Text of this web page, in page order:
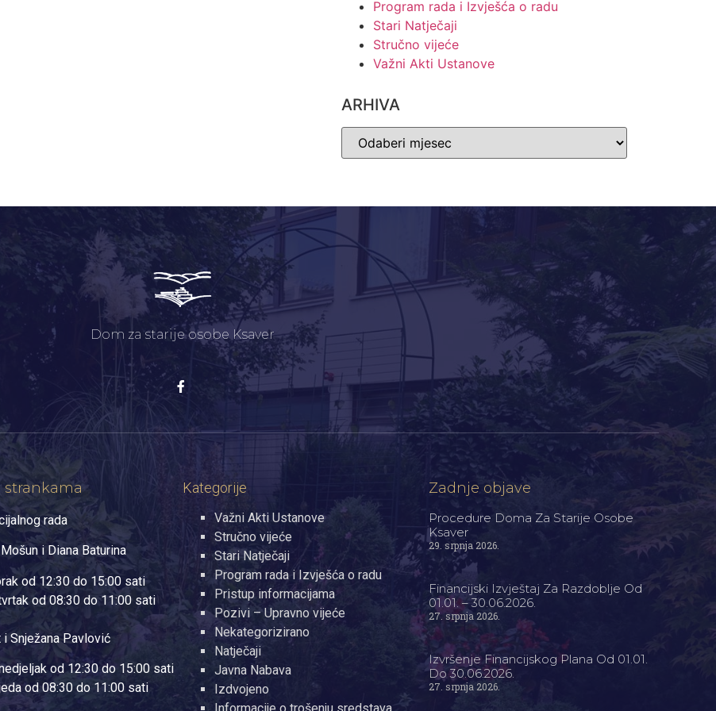
Program rada i Izvješća o radu
Stari Natječaji
Stručno vijeće
Važni Akti Ustanove
ARHIVA
Dom za starije osobe Ksaver
strankama
rada
i Diana Baturina
od 12:30 do 15:00 sati
od 08:30 do 11:00 sati
i Snježana Pavlović
od 12:30 do 15:00 sati
od 08:30 do 11:00 sati
Kategorije
Važni Akti Ustanove
Stručno vijeće
Stari Natječaji
Program rada i Izvješća o radu
Pristup informacijama
Pozivi – Upravno vijeće
Nekategorizirano
Natječaji
Javna Nabava
Izdvojeno
Zadnje objave
Procedure Doma Za Starije Osobe
Ksaver
29. srpnja 2026.
Financijski Izvještaj Za Razdoblje Od
01.01. – 30.06.2026.
27. srpnja 2026.
Izvršenje Financijskog Plana Od 01.01.
Do 30.06.2026.
27. srpnja 2026.